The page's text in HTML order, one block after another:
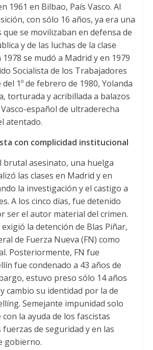
1961 en Bilbao, País Vasco. Al
con sólo 16 años, ya era una
que se movilizaban en defensa de
y de las luchas de la clase
se mudó a Madrid y en 1979
Socialista de los Trabajadores
del 1º de febrero de 1980, Yolanda
torturada y acribillada a balazos
español de ultraderecha
atentado.
con complicidad institucional
brutal asesinato, una huelga
las clases en Madrid y en
la investigación y el castigo a
A los cinco días, fue detenido
ser el autor material del crimen.
exigió la detención de Blas Piñar,
de Fuerza Nueva (FN) como
Posteriormente, FN fue
fue condenado a 43 años de
estuvo preso sólo 14 años
cambio su identidad por la de
Semejante impunidad solo
la ayuda de los fascistas
fuerzas de seguridad y en las
gobierno.